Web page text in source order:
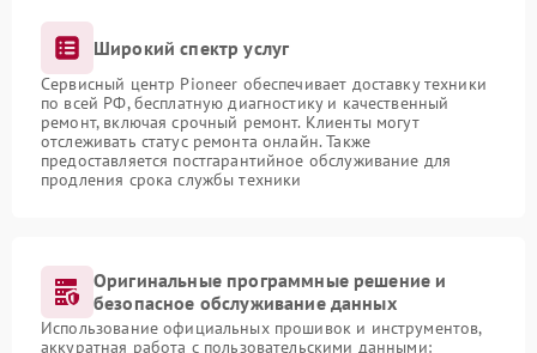
Широкий спектр услуг
Сервисный центр Pioneer обеспечивает доставку техники
по всей РФ, бесплатную диагностику и качественный
ремонт, включая срочный ремонт. Клиенты могут
отслеживать статус ремонта онлайн. Также
предоставляется постгарантийное обслуживание для
продления срока службы техники
Оригинальные программные решение и
безопасное обслуживание данных
Использование официальных прошивок и инструментов,
аккуратная работа с пользовательскими данными: